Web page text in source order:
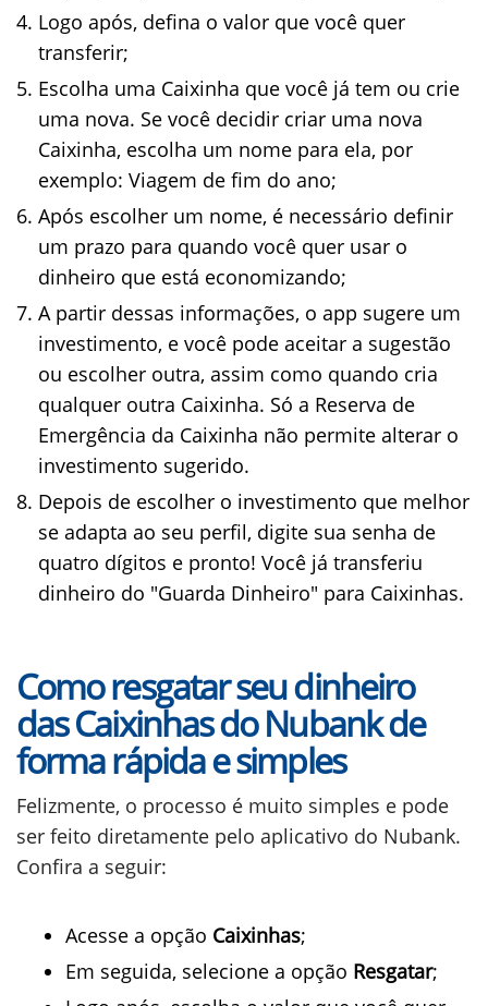
Logo após, defina o valor que você quer
transferir;
Escolha uma Caixinha que você já tem ou crie
uma nova. Se você decidir criar uma nova
Caixinha, escolha um nome para ela, por
exemplo: Viagem de fim do ano;
Após escolher um nome, é necessário definir
um prazo para quando você quer usar o
dinheiro que está economizando;
A partir dessas informações, o app sugere um
investimento, e você pode aceitar a sugestão
ou escolher outra, assim como quando cria
qualquer outra Caixinha. Só a Reserva de
Emergência da Caixinha não permite alterar o
investimento sugerido.
Depois de escolher o investimento que melhor
se adapta ao seu perfil, digite sua senha de
quatro dígitos e pronto! Você já transferiu
dinheiro do "Guarda Dinheiro" para Caixinhas.
Como resgatar seu dinheiro
das Caixinhas do Nubank de
forma rápida e simples
Felizmente, o processo é muito simples e pode
ser feito diretamente pelo aplicativo do Nubank.
Confira a seguir:
Acesse a opção Caixinhas;
Em seguida, selecione a opção Resgatar;